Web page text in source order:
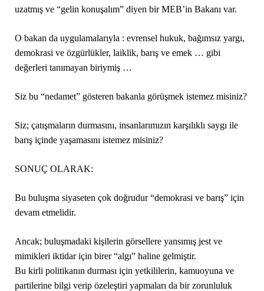
uzatmış ve “gelin konuşalım” diyen bir MEB’in Bakanı var.
O bakan da uygulamalarıyla : evrensel hukuk, bağımsız yargı,
demokrasi ve özgürlükler, laiklik, barış ve emek … gibi
değerleri tanımayan biriymiş …
Siz bu “nedamet” gösteren bakanla görüşmek istemez misiniz?
Siz; çatışmaların durmasını, insanlarımızın karşılıklı saygı ile
barış içinde yaşamasını istemez misiniz?
SONUÇ OLARAK:
Bu buluşma siyaseten çok doğrudur “demokrasi ve barış” için
devam etmelidir.
Ancak; buluşmadaki kişilerin görsellere yansımış jest ve
mimikleri iktidar için birer “algı” haline gelmiştir.
Bu kirli politikanın durması için yetkililerin, kamuoyuna ve
partilerine bilgi verip özeleştiri yapmaları da bir zorunluluk